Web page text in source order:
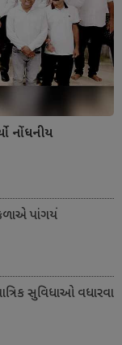
નોંધનીય
પાંગર્યો
સુવિધાઓ વધારવા